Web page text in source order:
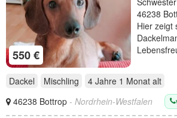
550 €
46238
Hier zeigt
Dackel Mischling 4 Jahre 1 Monat alt
46238 Bottrop - Nordrhein-Westfalen